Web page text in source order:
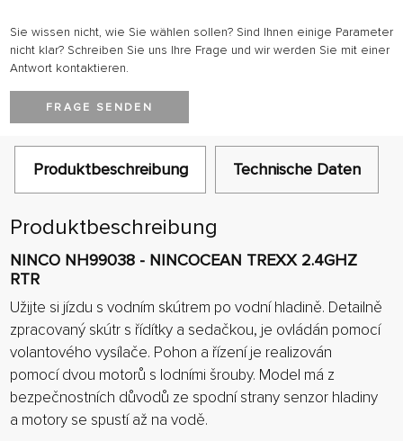
Sie wissen nicht, wie Sie wählen sollen? Sind Ihnen einige Parameter
nicht klar? Schreiben Sie uns Ihre Frage und wir werden Sie mit einer
Antwort kontaktieren.
FRAGE SENDEN
Produktbeschreibung Technische Daten
Produktbeschreibung
NINCO NH99038 - NINCOCEAN TREXX 2.4GHZ
RTR
Užijte si jízdu s vodním skútrem po vodní hladině. Detailně
zpracovaný skútr s řídítky a sedačkou, je ovládán pomocí
volantového vysílače. Pohon a řízení je realizován
pomocí dvou motorů s lodními šrouby. Model má z
bezpečnostních důvodů ze spodní strany senzor hladiny
a motory se spustí až na vodě.